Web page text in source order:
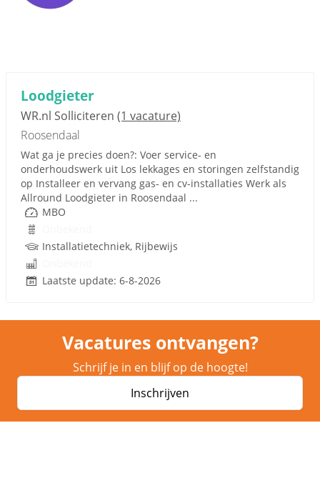
Loodgieter
WR.nl Solliciteren (1 vacature)
Roosendaal
Wat ga je precies doen?: Voer service- en
onderhoudswerk uit Los lekkages en storingen zelfstandig
op Installeer en vervang gas- en cv-installaties Werk als
Allround Loodgieter in Roosendaal ...
MBO
Installatietechniek, Rijbewijs
Laatste update: 6-8-2026
Vacatures ontvangen?
Schrijf je in en blijf op de hoogte!
Inschrijven